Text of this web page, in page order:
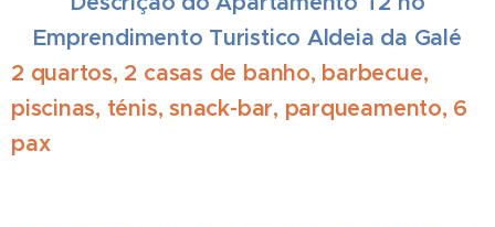
Emprendimento Turistico Aldeia da Galé
2 quartos, 2 casas de banho, barbecue,
piscinas, ténis, snack-bar, parqueamento, 6
pax